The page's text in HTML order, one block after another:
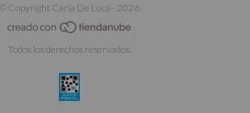
© Copyright Carla De Luca - 2026
Todos los derechos reservados.